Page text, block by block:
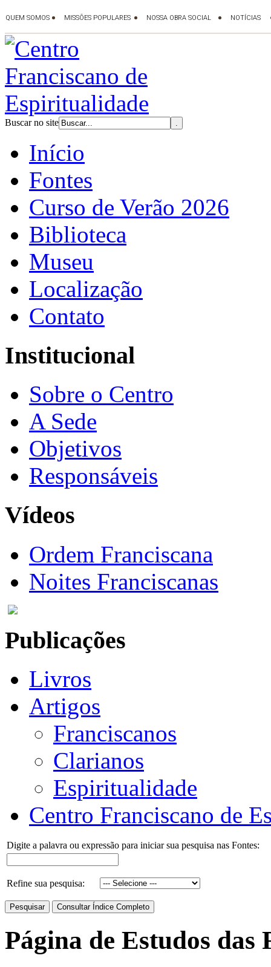
Buscar no site
Início
Fontes
Curso de Verão 2026
Biblioteca
Museu
Localização
Contato
Institucional
Sobre o Centro
A Sede
Objetivos
Responsáveis
Vídeos
Ordem Franciscana
Noites Franciscanas
Publicações
Livros
Artigos
Franciscanos
Clarianos
Espiritualidade
Centro Franciscano de
Digite a palavra ou expressão para iniciar sua pesquisa nas Fontes:
Refine sua pesquisa:
Página de Estudos das